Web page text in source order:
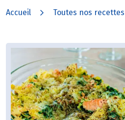
Accueil Toutes nos recettes